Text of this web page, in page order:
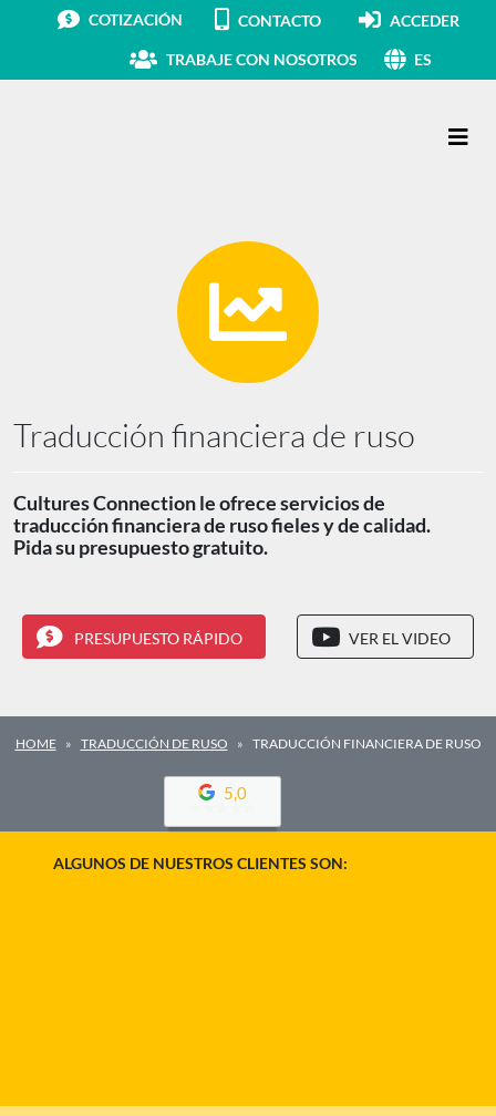
COTIZACIÓN CONTACTO ACCEDER
TRABAJE CON NOSOTROS ES
Traducción financiera de ruso
Cultures Connection le ofrece servicios de
traducción financiera de ruso fieles y de calidad.
Pida su presupuesto gratuito.
PRESUPUESTO RÁPIDO VER EL VIDEO
HOME TRADUCCIÓN DE RUSO TRADUCCIÓN FINANCIERA DE RUSO
5,0
ALGUNOS DE NUESTROS CLIENTES SON: